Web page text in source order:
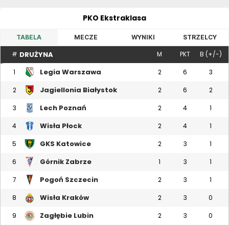
PKO Ekstraklasa
TABELA MECZE WYNIKI STRZELCY
# DRUŻYNA M PKT B (+/-)
1 Legia Warszawa 2 6 3
2 Jagiellonia Białystok 2 6 2
3 Lech Poznań 2 4 1
4 Wisła Płock 2 4 1
5 GKS Katowice 2 3 1
6 Górnik Zabrze 1 3 1
7 Pogoń Szczecin 2 3 1
8 Wisła Kraków 2 3 0
9 Zagłębie Lubin 2 3 0